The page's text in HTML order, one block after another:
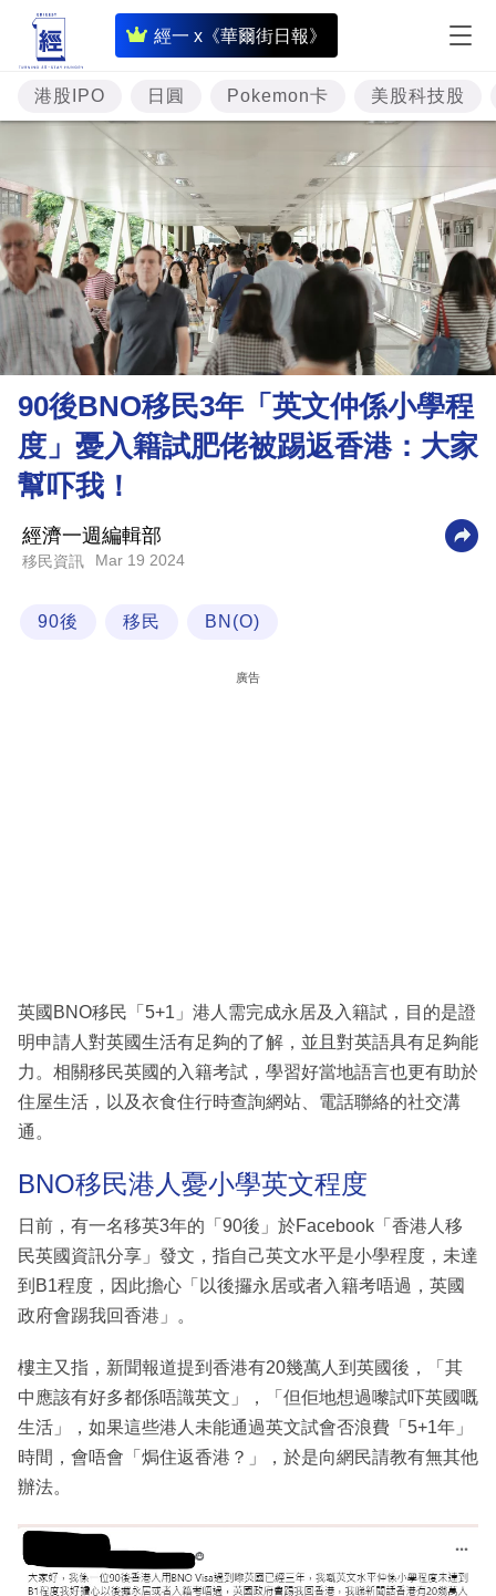
經一 x《華爾街日報》
即
時
財
經
專
題
投
資
樓
市
理
財
商
科
技
場
港股IPO 日圓 Pokemon卡 美股科技股
90後BNO移民3年「英文仲係小學程
度」憂入籍試肥佬被踢返香港：大家
幫吓我！
經濟一週編輯部
移民資訊 Mar 19 2024
90後 移民 BN(O)
廣告
英國BNO移民「5+1」港人需完成永居及入籍試，目的是證
明申請人對英國生活有足夠的了解，並且對英語具有足夠能
力。相關移民英國的入籍考試，學習好當地語言也更有助於
住屋生活，以及衣食住行時查詢網站、電話聯絡的社交溝
通。
BNO移民港人憂小學英文程度
日前，有一名移英3年的「90後」於Facebook「香港人移
民英國資訊分享」發文，指自己英文水平是小學程度，未達
到B1程度，因此擔心「以後攞永居或者入籍考唔過，英國
政府會踢我回香港」。
樓主又指，新聞報道提到香港有20幾萬人到英國後，「其
中應該有好多都係唔識英文」，「但佢地想過嚟試吓英國嘅
生活」，如果這些港人未能通過英文試會否浪費「5+1年」
時間，會唔會「焗住返香港？」，於是向網民請教有無其他
辦法。